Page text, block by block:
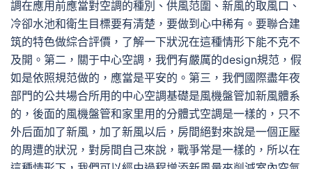
調在應用前應當對空調的種別、供風范圍、新風的取風口、
冷卻水池和衛生目標要有清楚，要做到心中稀有。要聯合建
筑的特色做綜合評價，了解一下狀況在這種情形下能不克不
及開。第二，關于中心空調，我們有嚴厲的design規范，假
如是依照規范做的，應當是平安的。第三，我們國際盡年夜
部門的公共場合所用的中心空調基礎是風機盤管加新風體系
的，後面的風機盤管和家里用的分體式空調是一樣的，只不
外后面加了新風，加了新風以后，房間絕對來說是一個正壓
的周遭的狀況，對房間自己來說，戰爭常是一樣的，所以在